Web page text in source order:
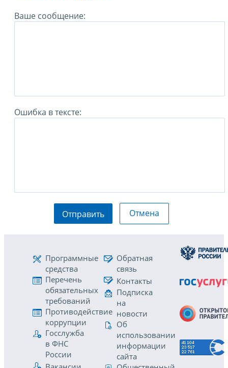
Ваше сообщение:
Ошибка в тексте:
Отправить Отмена
Программные
средства
Перечень
обязательных
требований
Противодействие
коррупции
Госслужба
в ФНС
России
Обратная
связь
Контакты
Подписка
на
новости
Об
использовании
информации
сайта